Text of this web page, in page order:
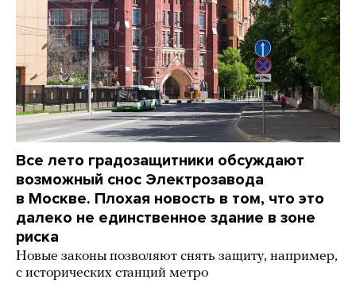
Все лето градозащитники обсуждают
возможный снос Электрозавода
в Москве. Плохая новость в том, что это
далеко не единственное здание в зоне
риска
Новые законы позволяют снять защиту, например,
с исторических станций метро